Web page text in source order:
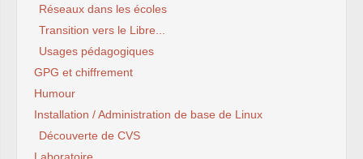
Réseaux dans les écoles
Transition vers le Libre...
Usages pédagogiques
GPG et chiffrement
Humour
Installation / Administration de base de Linux
Découverte de CVS